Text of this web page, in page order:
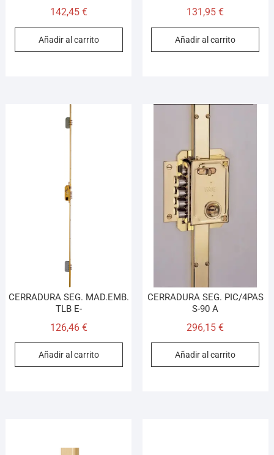
142,45 €
Añadir al carrito
131,95€
Añadir al carrito
CERRADURA SEG. MAD.EMB.
TLB E-
126,46 €
Añadir al carrito
CERRADURA SEG. PIC/4PAS
S-90 A
296,15€
Añadir al carrito